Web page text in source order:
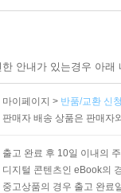
안내가 있는경우 아
마이페이지 > 반품/교환 신
판매자 배송 상품은 판매자
출고 완료 후 10일 이내의
디지털 콘텐츠인 eBook의
중고상품의 경우 출고 완료